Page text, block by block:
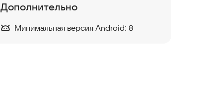
Дополнительно
Минимальная версия Android: 8